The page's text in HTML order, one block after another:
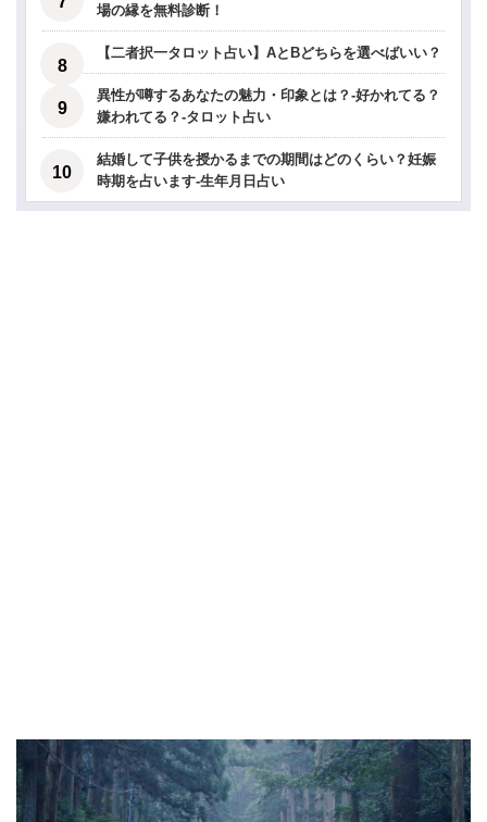
場の縁を無料診断！
【二者択一タロット占い】AとBどちらを選べばいい？
異性が噂するあなたの魅力・印象とは？-好かれてる？
嫌われてる？-タロット占い
結婚して子供を授かるまでの期間はどのくらい？妊娠
時期を占います-生年月日占い